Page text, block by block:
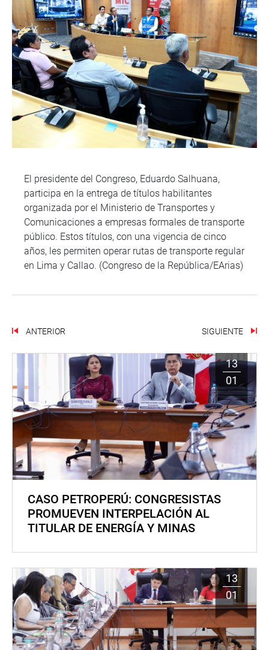
El presidente del Congreso, Eduardo Salhuana,
participa en la entrega de títulos habilitantes
organizada por el Ministerio de Transportes y
Comunicaciones a empresas formales de transporte
público. Estos títulos, con una vigencia de cinco
años, les permiten operar rutas de transporte regular
en Lima y Callao. (Congreso de la República/EArias)
ANTERIOR SIGUIENTE
13
01
CASO PETROPERÚ: CONGRESISTAS
PROMUEVEN INTERPELACIÓN AL
TITULAR DE ENERGÍA Y MINAS
13
01